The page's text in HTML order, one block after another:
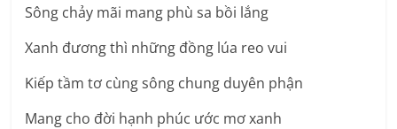
Sông chảy mãi mang phù sa bồi lắng
Xanh đương thì những đồng lúa reo vui
Kiếp tầm tơ cùng sông chung duyên phận
Mang cho đời hạnh phúc ước mơ xanh